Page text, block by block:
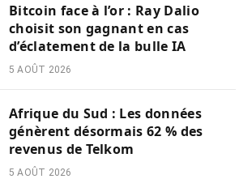
Bitcoin face à l’or : Ray Dalio
choisit son gagnant en cas
d’éclatement de la bulle IA
5 AOÛT 2026
Afrique du Sud : Les données
génèrent désormais 62 % des
revenus de Telkom
5 AOÛT 2026